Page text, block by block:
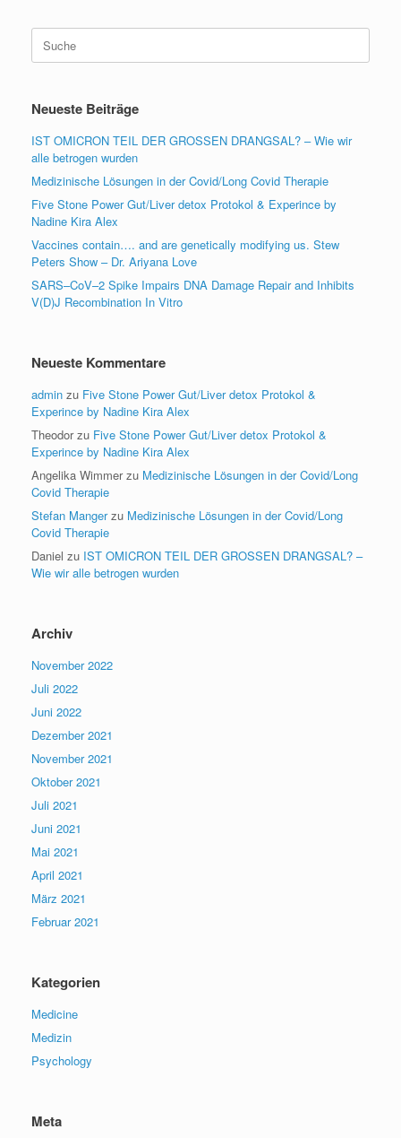
Suche
nach:
Neueste Beiträge
IST OMICRON TEIL DER GROSSEN DRANGSAL? – Wie wir
alle betrogen wurden
Medizinische Lösungen in der Covid/Long Covid Therapie
Five Stone Power Gut/Liver detox Protokol & Experince by
Nadine Kira Alex
Vaccines contain…. and are genetically modifying us. Stew
Peters Show – Dr. Ariyana Love
SARS–CoV–2 Spike Impairs DNA Damage Repair and Inhibits
V(D)J Recombination In Vitro
Neueste Kommentare
admin zu Five Stone Power Gut/Liver detox Protokol &
Experince by Nadine Kira Alex
Theodorzu Five Stone Power Gut/Liver detox Protokol &
Experince by Nadine Kira Alex
Angelika Wimmerzu Medizinische Lösungen in der Covid/Long
Covid Therapie
Stefan Mangerzu Medizinische Lösungen in der Covid/Long
Covid Therapie
Daniel zu IST OMICRON TEIL DER GROSSEN DRANGSAL? –
Wie wir alle betrogen wurden
Archiv
November 2022
Juli 2022
Juni 2022
Dezember 2021
November 2021
Oktober 2021
Juli 2021
Juni 2021
Mai 2021
April 2021
März 2021
Februar 2021
Kategorien
Medicine
Medizin
Psychology
Meta